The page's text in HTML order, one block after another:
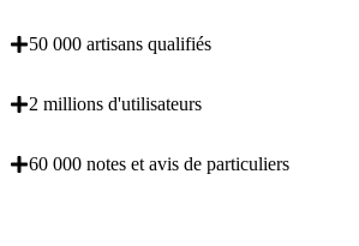
50 000 artisans qualifiés
2 millions d'utilisateurs
60 000 notes et avis de particuliers